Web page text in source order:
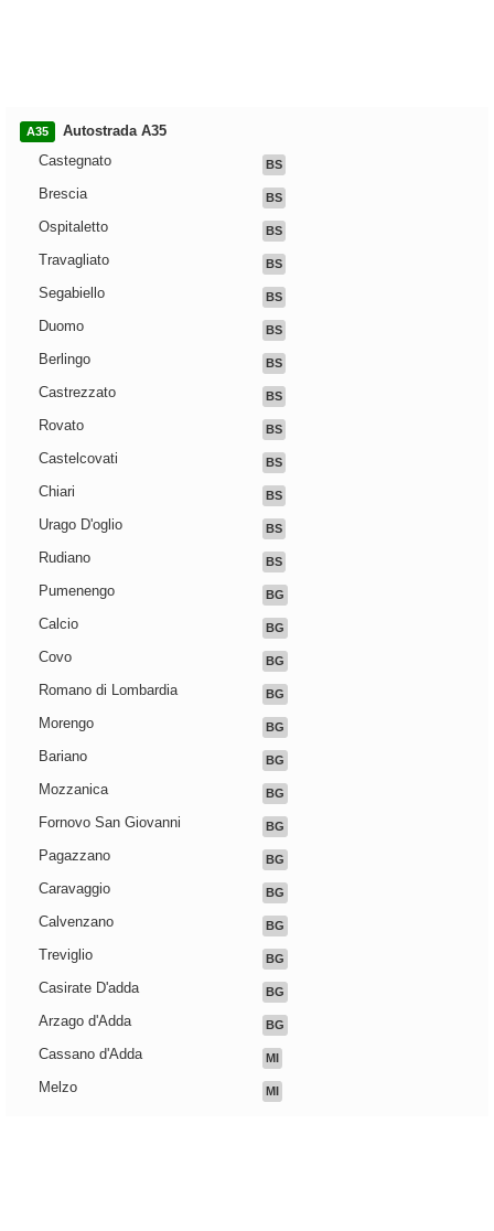
A35
Autostrada A35
Castegnato
BS
Brescia BS
Ospitaletto BS
Travagliato BS
Segabiello BS
Duomo BS
Berlingo BS
Castrezzato BS
Rovato BS
Castelcovati BS
Chiari BS
Urago D'oglio BS
Rudiano BS
Pumenengo BG
Calcio BG
Covo BG
Romano di Lombardia BG
Morengo BG
Bariano BG
Mozzanica BG
Fornovo San Giovanni BG
Pagazzano BG
Caravaggio BG
Calvenzano BG
Treviglio BG
Casirate D'adda BG
Arzago d'Adda BG
Cassano d'Adda MI
Melzo MI